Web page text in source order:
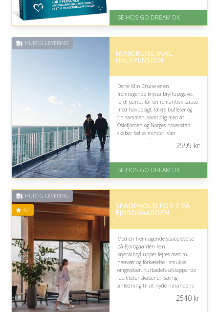
På lager
Levering: E-gavekort kan leveres
inden for 1 time
SE HOS GO DREAM DK
HURTIG LEVERING
MINICRUISE INKL.
HALVPENSION
Dette MiniCruise er en
fremragende krystalbryllupsgave,
fordi parret får en romantisk pause
med havudsigt, lækre buffeter og
tid sammen, samtidig med at
Oslofjorden og Norges hovedstad
skaber fælles minder. Vær
opmærksom på, at rejsen kræver
planlægning omkring afrejse og
På lager
Levering: E-gavekort kan leveres
inden for 1 time
2595 kr
SE HOS GO DREAM DK
HURTIG LEVERING
4.7 SPAOPHOLD FOR 2 PÅ
FJORDGAARDEN
Med en fremragende spaoplevelse
på Fjordgaarden kan
krystalbrylluppet fejres med ro,
nærvær og forkælelse i smukke
omgivelser. Kurbadets afslappende
faciliteter skaber en særlig
anledning til at nyde hinandens
selskab og markere mange års2540kr